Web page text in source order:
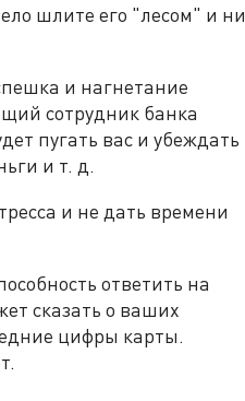
шлите его "лесом" и ни
и нагнетание
сотрудник банка
пугать вас и убеждать
и т. д.
и не дать времени
ответить на
сказать о ваших
цифры карты.